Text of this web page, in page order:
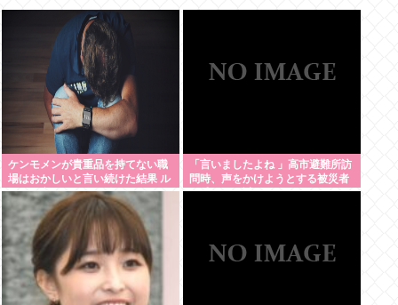
ケンモメンが貴重品を持てない職
場はおかしいと言い続けた結果 ル
ールが変わり始めた件
「言いましたよね 」高市避難所訪
問時、声をかけようとする被災者
を威圧する謎のハゲガードマンが